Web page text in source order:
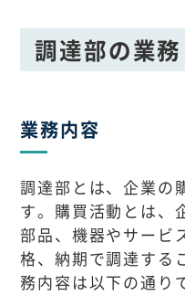
調達部の業
業務内容
調達部とは、企業の
す。購買活動とは、
部品、機器やサービ
格、納期で調達する
務内容は以下の通り